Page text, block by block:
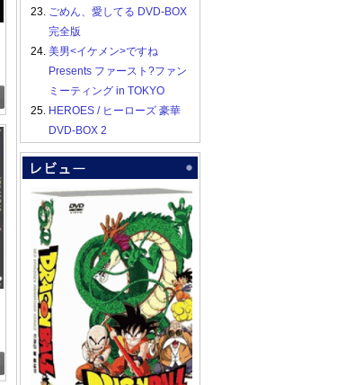
23. ごめん、愛してる DVD-BOX
完全版
24. 美男<イケメン>ですね
Presents ファースト?ファン
ミーティング in TOKYO
25. HEROES / ヒーローズ 豪華
DVD-BOX 2